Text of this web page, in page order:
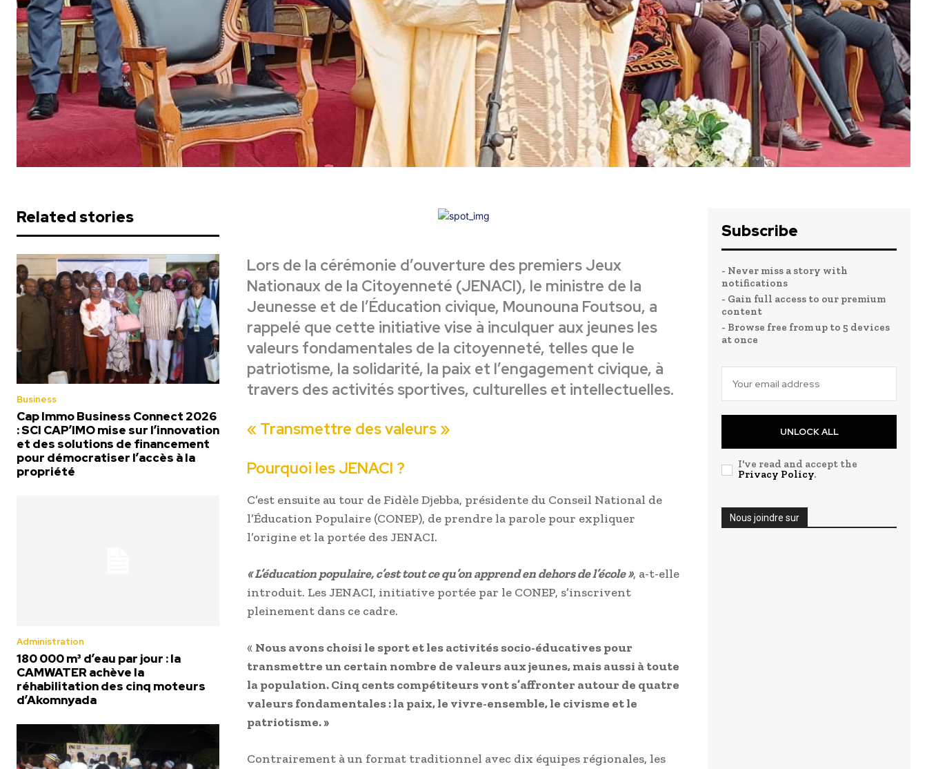
Related stories
Business
Cap Immo Business Connect 2026
: SCI CAP’IMO mise sur l’innovation
et des solutions de financement
pour démocratiser l’accès à la
propriété
Administration
180 000 m³ d’eau par jour : la
CAMWATER achève la
réhabilitation des cinq moteurs
d’Akomnyada
Lors de la cérémonie d’ouverture des premiers Jeux
Nationaux de la Citoyenneté (JENACI), le ministre de la
Jeunesse et de l’Éducation civique, Mounouna Foutsou, a
rappelé que cette initiative vise à inculquer aux jeunes les
valeurs fondamentales de la citoyenneté, telles que le
patriotisme, la solidarité, la paix et l’engagement civique, à
travers des activités sportives, culturelles et intellectuelles.
« Transmettre des valeurs »
Pourquoi les JENACI ?
C’est ensuite au tour de Fidèle Djebba, présidente du Conseil National de
l’Éducation Populaire (CONEP), de prendre la parole pour expliquer
l’origine et la portée des JENACI.
« L’éducation populaire, c’est tout ce qu’on apprend en dehors de l’école », a-t-elle
introduit. Les JENACI, initiative portée par le CONEP, s’inscrivent
pleinement dans ce cadre.
« Nous avons choisi le sport et les activités socio-éducatives pour
transmettre un certain nombre de valeurs aux jeunes, mais aussi à toute
la population. Cinq cents compétiteurs vont s’affronter autour de quatre
valeurs fondamentales : la paix, le vivre-ensemble, le civisme et le
patriotisme. »
Contrairement à un format traditionnel avec dix équipes régionales, les
Subscribe
- Never miss a story with
notifications
- Gain full access to our premium
content
- Browse free from up to 5 devices
at once
UNLOCK ALL
I've read and accept the
Privacy Policy.
Nous joindre sur